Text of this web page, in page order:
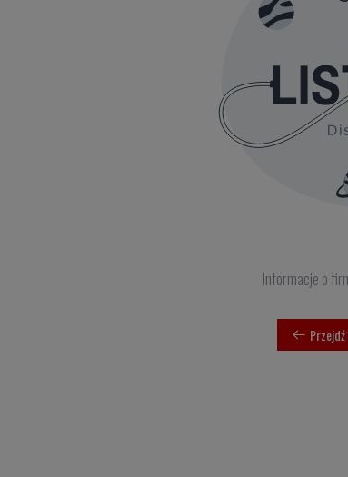
Informacje o